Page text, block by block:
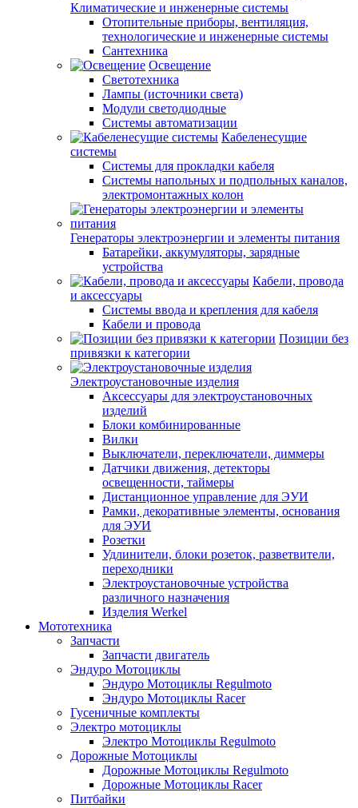
Климатические и инженерные системы
Отопительные приборы, вентиляция,
технологические и инженерные системы
Сантехника
Освещение
Светотехника
Лампы (источники света)
Модули светодиодные
Системы автоматизации
Кабеленесущие
системы
Системы для прокладки кабеля
Системы напольных и подпольных каналов,
электромонтажных колон
Генераторы электроэнергии и элементы питания
Батарейки, аккумуляторы, зарядные
устройства
Кабели, провода
и аксессуары
Системы ввода и крепления для кабеля
Кабели и провода
Позиции без
привязки к категории
Электроустановочные изделия
Аксессуары для электроустановочных
изделий
Блоки комбинированные
Вилки
Выключатели, переключатели, диммеры
Датчики движения, детекторы
освещенности, таймеры
Дистанционное управление для ЭУИ
Рамки, декоративные элементы, основания
для ЭУИ
Розетки
Удлинители, блоки розеток, разветвители,
переходники
Электроустановочные устройства
различного назначения
Изделия Werkel
Мототехника
Запчасти
Запчасти двигатель
Эндуро Мотоциклы
Эндуро Мотоциклы Regulmoto
Эндуро Мотоциклы Racer
Гусеничные комплекты
Электро мотоциклы
Электро Мотоциклы Regulmoto
Дорожные Мотоциклы
Дорожные Мотоциклы Regulmoto
Дорожные Мотоциклы Racer
Питбайки